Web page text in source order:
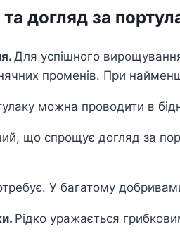
догляд за
Для успішного вирощування
променів. При
можна проводити в
що спрощує догляд за
У багатому
Рідко уражається